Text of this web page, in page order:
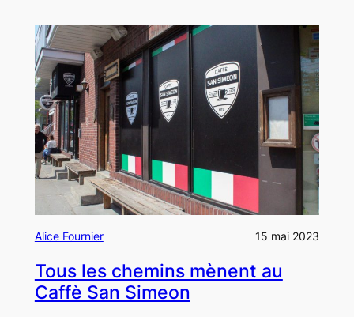
Alice Fournier 15 mai 2023
Tous les chemins mènent au
Caffè San Simeon